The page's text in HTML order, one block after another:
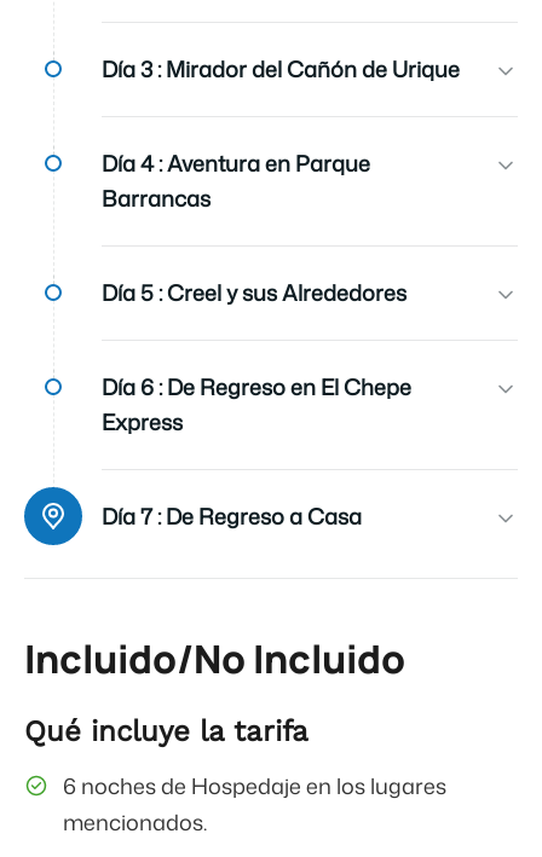
Incluye cobertura de seguro de asistencia (aplican
Todos los traslados, a excepción del recorrido del
Tren Chepe, son en Van, Automóvil o Autobús
dependiendo de la disponibilidad,
WIFI gratis, considera un costo adicional en caso
de requerir el servicio.
Según Itinerario
Día 3 :Mirador del Cañón de Urique
Día 4 :Aventura en Parque
Barrancas
Día 5 :Creel y sus Alrededores
Día 6 :De Regreso en El Chepe
Express
Día 7 :De Regreso a Casa
Incluido/No Incluido
Qué incluye la tarifa
6 noches de Hospedaje en los lugares
mencionados.